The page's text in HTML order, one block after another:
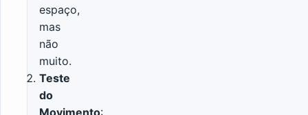
espaço,
mas
não
muito.
Teste
do
Movimento: